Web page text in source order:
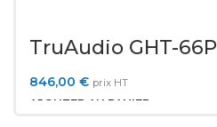
TruAudio GHT-66P
846,00€ prix HT
AJOUTER AU PANIER